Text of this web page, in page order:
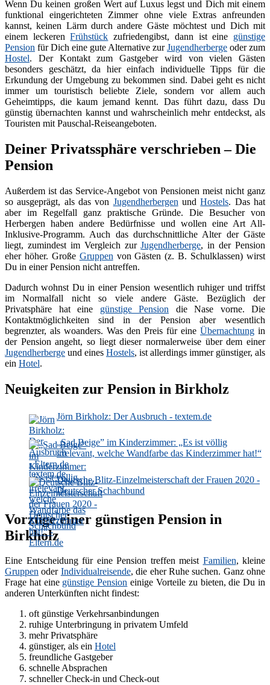
Wenn Du keinen großen Wert auf Luxus legst und Dich mit einem
funktional eingerichteten Zimmer ohne viele Extras anfreunden
kannst, keinen Lärm durch andere Gäste möchtest und Dich mit
einem leckerenFrühstück zufriedengibst, dann ist eine günstige
Pension für Dich eine gute Alternative zurJugendherberge oder zum
Hostel. Der Kontakt zum Gastgeber wird von vielen Gästen
besonders geschätzt, da hier einfach individuelle Tipps für die
Erkundung der Umgebung zu bekommen sind. Dabei geht es nicht
immer um touristisch beliebte Ziele, sondern vor allem auch
Geheimtipps, die kaum jemand kennt. Das führt dazu, dass Du
günstig übernachten kannst und wahrscheinlich mehr entdeckst, als
Touristen mit Pauschal-Reiseangeboten.
Deiner Privatssphäre verschrieben – Die
Pension
Außerdem ist das Service-Angebot von Pensionen meist nicht ganz
so ausgeprägt, als das von Jugendherbergen undHostels. Das hat
aber im Regelfall ganz praktische Gründe. Die Besucher von
Herbergen haben andere Bedürfnisse und wollen eine Art All-
Inklusive-Programm. Auch das durchschnittliche Alter der Gäste
liegt, zumindest im Vergleich zurJugendherberge, in der Pension
eher höher. Große Gruppen von Gästen (z. B. Schulklassen) wirst
Du in einer Pension nicht antreffen.
Dadurch wohnst Du in einer Pension wesentlich ruhiger und triffst
im Normalfall nicht so viele andere Gäste. Bezüglich der
Privatsphäre hat eine günstige Pension die Nase vorne. Die
Kontaktmöglichkeiten sind in der Pension aber wesentlich
begrenzter, als woanders. Was den Preis für eine Übernachtung in
der Pension angeht, so liegt dieser normalerweise über dem einer
Jugendherberge und eines Hostels, ist allerdings immer günstiger, als
ein Hotel.
Neuigkeiten zur Pension in Birkholz
Jörn Birkholz: Der Ausbruch - textem.de
„Sad Beige” im Kinderzimmer: „Es ist völlig
irrelevant, welche Wandfarbe das Kinderzimmer hat!“
- Eltern.de
Deutsche Blitz-Einzelmeisterschaft der Frauen 2020 -
Deutscher Schachbund
Vorzüge einer günstigen Pension in
Birkholz
Eine Entscheidung für eine Pension treffen meist Familien, kleine
Gruppen oder Individualreisende, die eher Ruhe suchen. Ganz ohne
Frage hat eine günstige Pension einige Vorteile zu bieten, die Du in
anderen Unterkünften nicht findest:
oft günstige Verkehrsanbindungen
ruhige Unterbringung in privatem Umfeld
mehr Privatsphäre
günstiger, als ein Hotel
freundliche Gastgeber
schnelle Absprachen
schneller Check-in und Check-out